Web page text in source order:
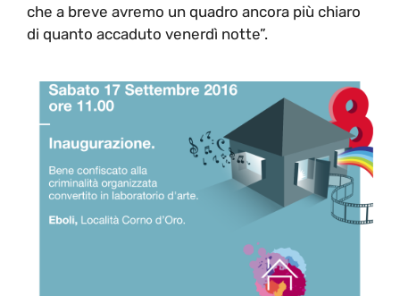
che a breve avremo un quadro ancora più chiaro
di quanto accaduto venerdì notte”.